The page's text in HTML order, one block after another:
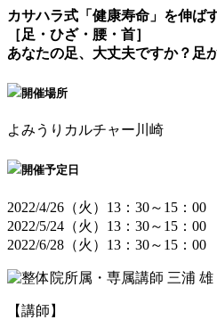
カサハラ式「健康寿命」を伸ば
［足・ひざ・腰・首］
あなたの足、大丈夫ですか？足
開催場所
よみうりカルチャー川崎
開催予定日
2022/4/26（火）13：30～15：00
2022/5/24（火）13：30～15：00
2022/6/28（火）13：30～15：00
【講師】